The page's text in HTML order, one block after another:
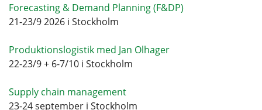
Forecasting & Demand Planning (F&DP)
21-23/9 2026 i Stockholm
Produktionslogistik med Jan Olhager
22-23/9 + 6-7/10 i Stockholm
Supply chain management
23-24 september i Stockholm